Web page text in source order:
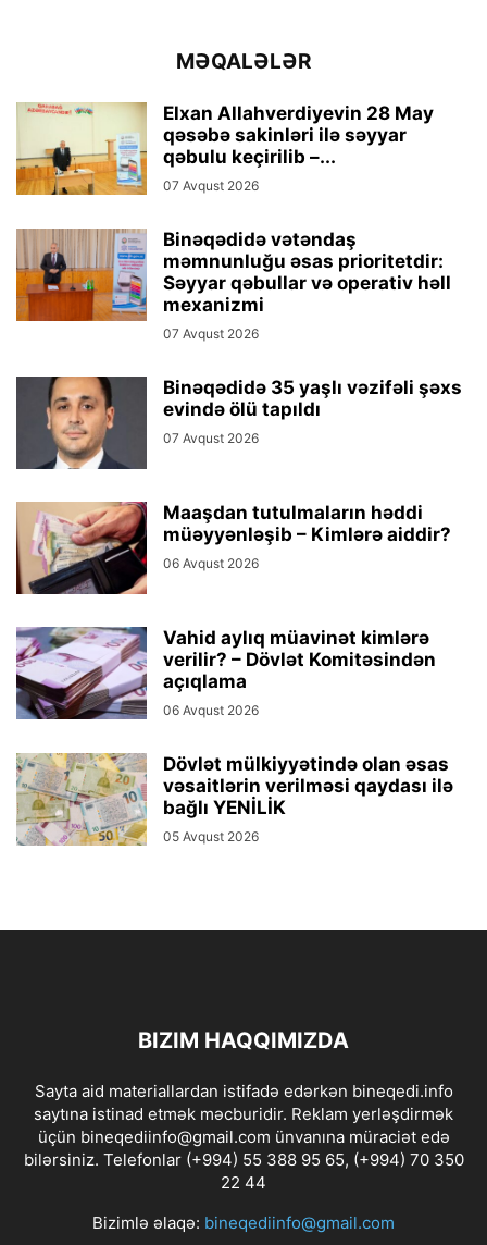
MƏQALƏLƏR
Elxan Allahverdiyevin 28 May
qəsəbə sakinləri ilə səyyar
qəbulu keçirilib –...
07 Avqust 2026
Binəqədidə vətəndaş
məmnunluğu əsas prioritetdir:
Səyyar qəbullar və operativ həll
mexanizmi
07 Avqust 2026
Binəqədidə 35 yaşlı vəzifəli şəxs
evində ölü tapıldı
07 Avqust 2026
Maaşdan tutulmaların həddi
müəyyənləşib – Kimlərə aiddir?
06 Avqust 2026
Vahid aylıq müavinət kimlərə
verilir? – Dövlət Komitəsindən
açıqlama
06 Avqust 2026
Dövlət mülkiyyətində olan əsas
vəsaitlərin verilməsi qaydası ilə
bağlı YENİLİK
05 Avqust 2026
BIZIM HAQQIMIZDA
Sayta aid materiallardan istifadə edərkən bineqedi.info
saytına istinad etmək məcburidir. Reklam yerləşdirmək
üçün bineqediinfo@gmail.com ünvanına müraciət edə
bilərsiniz. Telefonlar (+994) 55 388 95 65, (+994) 70 350
22 44
Bizimlə əlaqə: bineqediinfo@gmail.com